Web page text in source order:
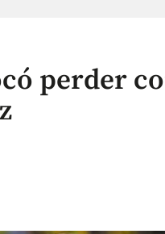
perder